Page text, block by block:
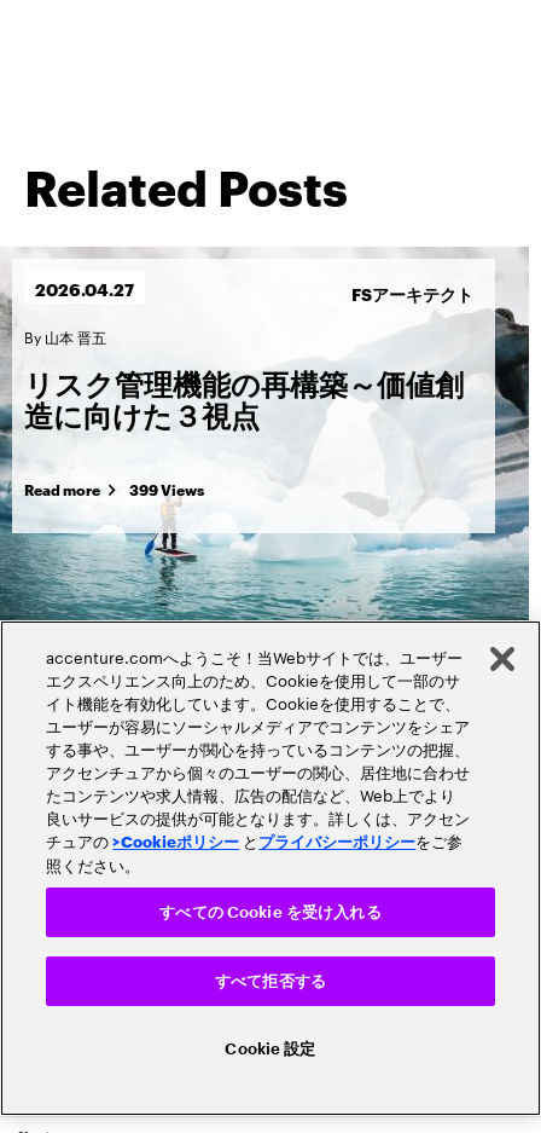
Related Posts
2026.04.27
FSアーキテクト
By 山本 晋五
リスク管理機能の再構築～価値創
造に向けた３視点
Read more 399 Views
顧客体験・カスタマーエクスペリエンス
銀行 証券 規制対応・リスク管理
保険 事例 モダナイゼーション
ブロックチェーン フィンテック
デジタル変革・デジタルトランスフ
accenture.comへようこそ！当Webサイトでは、ユーザー
エクスペリエンス向上のため、Cookieを使用して一部のサ
イト機能を有効化しています。Cookieを使用することで、
ユーザーが容易にソーシャルメディアでコンテンツをシェア
する事や、ユーザーが関心を持っているコンテンツの把握、
アクセンチュアから個々のユーザーの関心、居住地に合わせ
たコンテンツや求人情報、広告の配信など、Web上でより
良いサービスの提供が可能となります。詳しくは、アクセン
チュアの>Cookieポリシー と プライバシーポリシーをご参
照ください。
Cookie 設定
すべて拒否する
すべての Cookie を受け入れる